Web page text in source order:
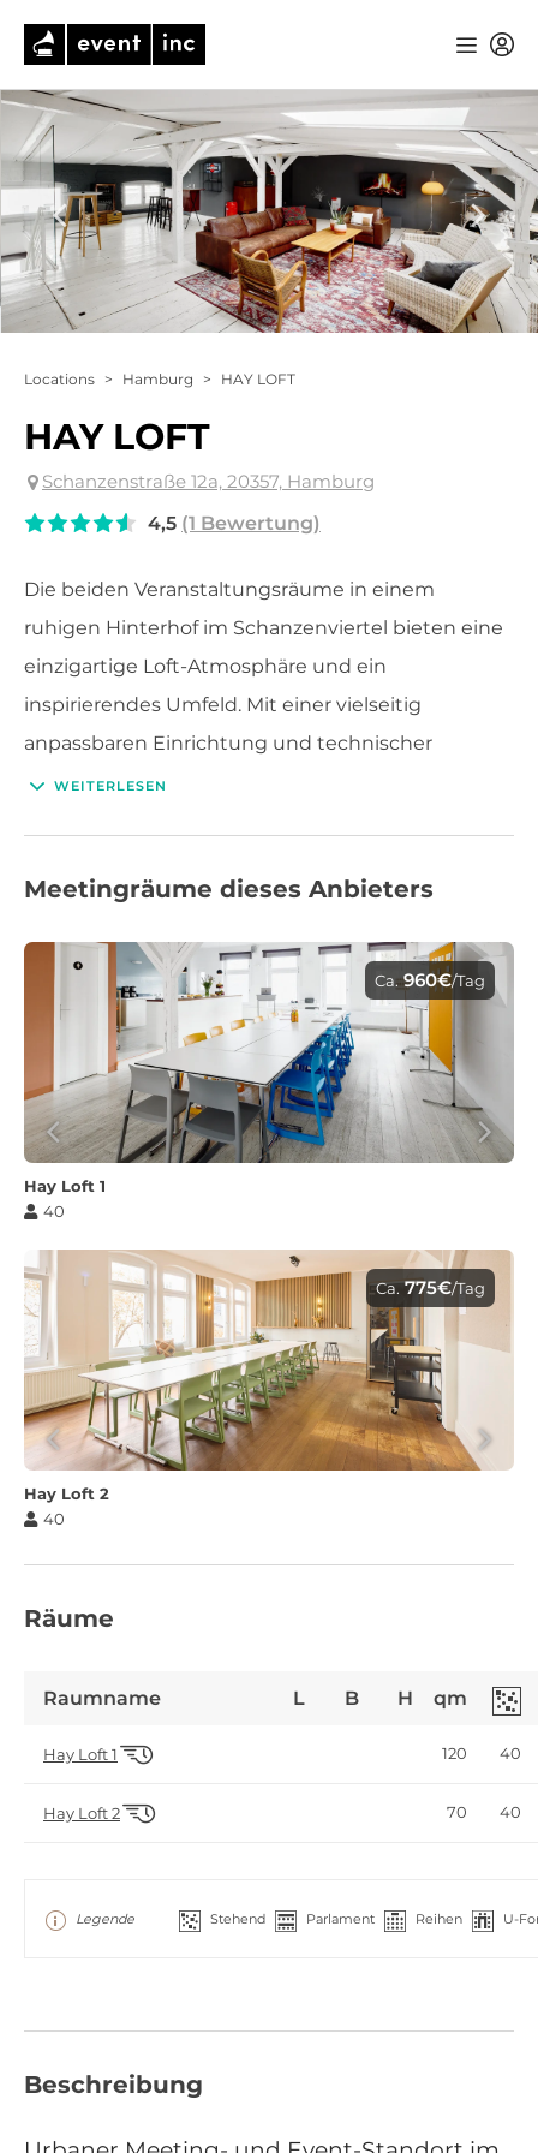
Locations > Hamburg > HAY LOFT
HAY LOFT
Schanzenstraße 12a, 20357, Hamburg
4,5 (1 Bewertung)
Die beiden Veranstaltungsräume in einem
ruhigen Hinterhof im Schanzenviertel bieten eine
einzigartige Loft-Atmosphäre und ein
inspirierendes Umfeld. Mit einer vielseitig
anpassbaren Einrichtung und technischer
Ausstattung eignen sich die Räume für eine
Brainstorming, Event oder Präsentation – Es
WEITERLESEN
Meetingräume dieses Anbieters
Ca. 960€/Tag
Hay Loft 1
40
Ca. 775€/Tag
Hay Loft 2
40
Räume
Raumname L B H qm
Hay Loft 1 120 40
Hay Loft 2 70 40
Legende Stehend Parlament Reihen U-
Beschreibung